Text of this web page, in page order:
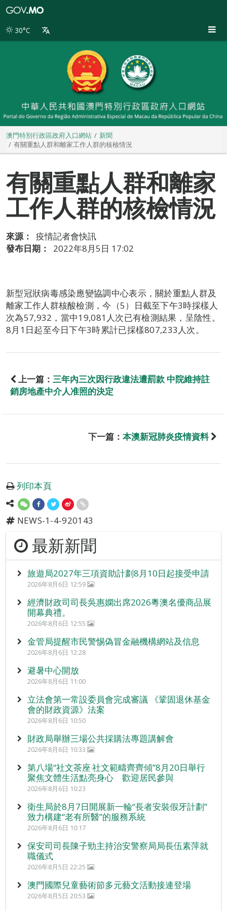
別
30°C
澳門特別行政區政府入口網站
新聞
有關重點人群和離家工作人群的核檢情況
有關重點人群和離家
工作人群的核檢情況
來源：
疫情記者會快訊
發布日期：
2022年8月5日 17:02
新型冠狀病毒感染應變協調中心表示，關於重點人群及
離家工作人群核酸檢測，今（5）日截至下午3時採樣人
次為57,932，當中19,081人次已有檢測結果，呈陰性。
8月1日起至今日下午3時累計已採樣807,233人次。
上一篇： 三年內三次因行政違法遭罰款 中院維持註
銷房地產中介人准照的決定
下一篇： 本澳新冠肺炎疫情資料
列印本頁
NEWS-1-4-920143
最新新聞
旅遊局2027年三項資助計劃8月10日起接受申請
2026年8月6日 12:59
經濟財政司司長吳惠嫻出席2026粵澳名優商品展
開幕典禮。
2026年8月6日 12:55
金管局提醒市民警惕偽冒金融機構網站及信息
2026年8月6日 12:28
避暑中心開放
2026年8月6日 11:00
立法會第一常設委員會完成審議 《鞏固退休基金
會的財政資源》法案
2026年8月6日 10:50
財政局舉辦三場公共採購法專題講解會
2026年8月6日 10:33
第八場“社文茶座‧社文範疇齊齊傾”8月20日舉行
聚焦文體生活點亮身心 歡迎居民參與
2026年8月6日 10:23
衛生局於8月7日開展新一輪“長者安裝假牙計劃”
致力構建“老有所醫”的服務系統
2026年8月6日 10:17
保安司司長陳子勁主持治安警察局局長伍素萍就
職儀式
2026年8月5日 22:25
澳門國際兒童藝術節多元藝文活動接連登場
2026年8月5日 20:53